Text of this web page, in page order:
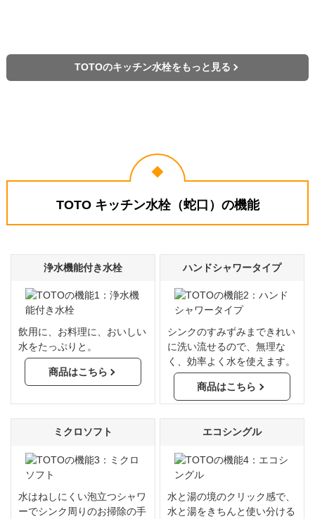
TOTOのキッチン水栓をもっと見る
TOTO キッチン水栓（蛇口）の機能
浄水機能付き水栓
飲用に、お料理に、おいしい
水をたっぷりと。
商品はこちら
ハンドシャワータイプ
シンクのすみずみまできれい
に洗い流せるので、無理な
く、効率よく水を使えます。
商品はこちら
ミクロソフト
水はねしにくい泡立つシャワ
ーでシンク周りのお掃除の手
エコシングル
水と湯の境のクリック感で、
水と湯をきちんと使い分ける